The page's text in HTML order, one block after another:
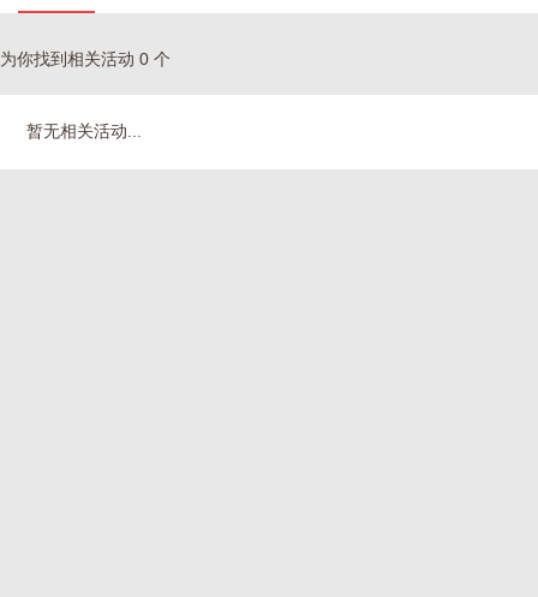
为你找到相关活动 0 个
暂无相关活动...